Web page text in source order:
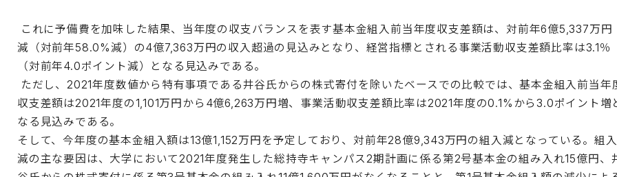
これに予備費を加味した結果、当年度の収支バランスを表す基本金組入前当年度収支差額は、対前年6億5,337万円
減（対前年58.0%減）の4億7,363万円の収入超過の見込みとなり、経営指標とされる事業活動収支差額比率は3.1％
（対前年4.0ポイント減）となる見込みである。
ただし、2021年度数値から特有事項である井谷氏からの株式寄付を除いたベースでの比較では、基本金組入前当年
収支差額は2021年度の1,101万円から4億6,263万円増、事業活動収支差額比率は2021年度の0.1%から3.0ポイント増
なる見込みである。
そして、今年度の基本金組入額は13億1,152万円を予定しており、対前年28億9,343万円の組入減となっている。組入
減の主な要因は、大学において2021年度発生した総持寺キャンパス2期計画に係る第2号基本金の組み入れ15億円、